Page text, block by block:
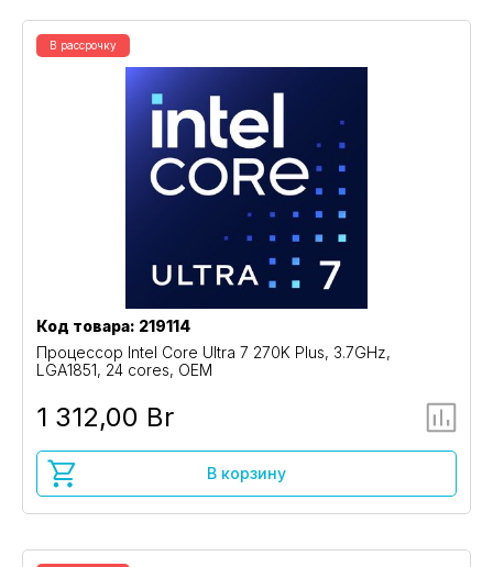
В рассрочку
Код товара: 219114
Процессор Intel Core Ultra 7 270K Plus, 3.7GHz,
LGA1851, 24 cores, OEM
1 312,00 Br
В корзину